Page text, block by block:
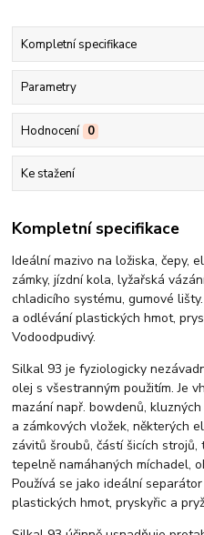
Kompletní specifikace
Parametry
Hodnocení 0
Ke stažení
Kompletní specifikace
Ideální mazivo na ložiska, čepy,
zámky, jízdní kola, lyžařská
chladicího systému, gumové
a odlévání plastických hmot,
Vodoodpudivý.
Silkal 93 je fyziologicky
olej s všestranným použitím. Je
mazání např. bowdenů,
a zámkových vložek, některých
závitů šroubů, částí šicích
tepelně namáhaných míchadel,
Používá se jako ideální
plastických hmot, pryskyřic a